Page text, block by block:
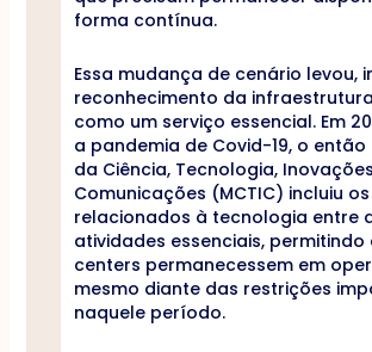
forma contínua.
Essa mudança de cenário levou,
reconhecimento da
como um serviço essencial. Em
a pandemia de Covid-19, o então
da Ciência, Tecnologia,
Comunicações (MCTIC) incluiu
relacionados à tecnologia entre
atividades essenciais,
centers permanecessem em
mesmo diante das restrições
naquele período.